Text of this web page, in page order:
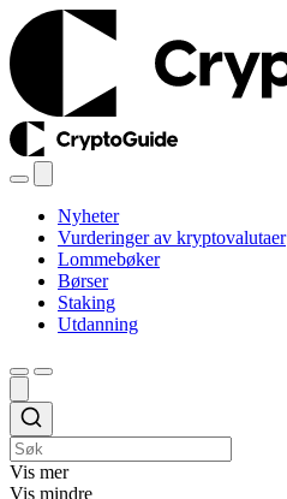
Nyheter
Vurderinger av kryptovalutaer
Lommebøker
Børser
Staking
Utdanning
Vis mer
Vis mindre